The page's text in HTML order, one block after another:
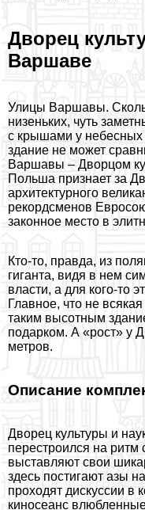
Дворец
Варшаве
Улицы Варшавы.
низеньких, чуть
с крышами у небесных
здание не может
Варшавы – Дворцом
Польша признает за
архитектурного
рекордсменов
законное место в
Кто-то, правда, из
гиганта, видя в нем
власти, а для кого-то
Главное, что не
таким высотным
подарком. А «рост» у
метров.
Описание
Дворец культуры и
перестроился на
выставляют свои
здесь постигают азы
проходят дискуссии в
киносеанс